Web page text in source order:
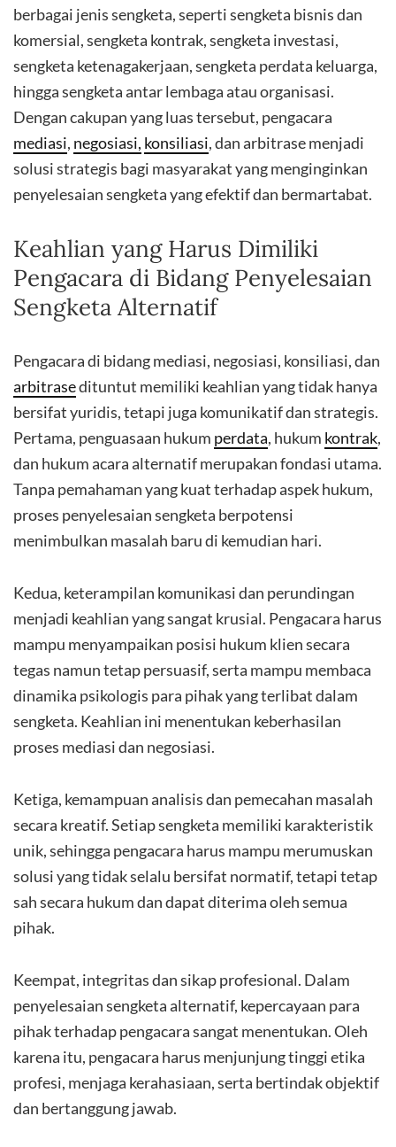
berbagai jenis sengketa, seperti sengketa bisnis dan
komersial, sengketa kontrak, sengketa investasi,
sengketa ketenagakerjaan, sengketa perdata keluarga,
hingga sengketa antar lembaga atau organisasi.
Dengan cakupan yang luas tersebut, pengacara
mediasi, negosiasi, konsiliasi, dan arbitrase menjadi
solusi strategis bagi masyarakat yang menginginkan
penyelesaian sengketa yang efektif dan bermartabat.
Keahlian yang Harus Dimiliki
Pengacara di Bidang Penyelesaian
Sengketa Alternatif
Pengacara di bidang mediasi, negosiasi, konsiliasi, dan
arbitrasedituntut memiliki keahlian yang tidak hanya
bersifat yuridis, tetapi juga komunikatif dan strategis.
Pertama, penguasaan hukum perdata, hukum kontrak,
dan hukum acara alternatif merupakan fondasi utama.
Tanpa pemahaman yang kuat terhadap aspek hukum,
proses penyelesaian sengketa berpotensi
menimbulkan masalah baru di kemudian hari.
Kedua, keterampilan komunikasi dan perundingan
menjadi keahlian yang sangat krusial. Pengacara harus
mampu menyampaikan posisi hukum klien secara
tegas namun tetap persuasif, serta mampu membaca
dinamika psikologis para pihak yang terlibat dalam
sengketa. Keahlian ini menentukan keberhasilan
proses mediasi dan negosiasi.
Ketiga, kemampuan analisis dan pemecahan masalah
secara kreatif. Setiap sengketa memiliki karakteristik
unik, sehingga pengacara harus mampu merumuskan
solusi yang tidak selalu bersifat normatif, tetapi tetap
sah secara hukum dan dapat diterima oleh semua
pihak.
Keempat, integritas dan sikap profesional. Dalam
penyelesaian sengketa alternatif, kepercayaan para
pihak terhadap pengacara sangat menentukan. Oleh
karena itu, pengacara harus menjunjung tinggi etika
profesi, menjaga kerahasiaan, serta bertindak objektif
dan bertanggung jawab.